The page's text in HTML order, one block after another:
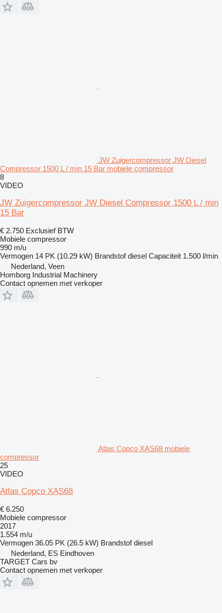
JW Zuigercompressor JW Diesel
Compressor 1500 L / min 15 Bar mobiele compressor
8
VIDEO
JW Zuigercompressor JW Diesel Compressor 1500 L / min
15 Bar
€ 2.750 Exclusief BTW
Mobiele compressor
990 m/u
Vermogen 14 PK (10.29 kW) Brandstof diesel Capaciteit 1.500 l/min
Nederland, Veen
Homborg Industrial Machinery
Contact opnemen met verkoper
Atlas Copco XAS68 mobiele
compressor
25
VIDEO
Atlas Copco XAS68
€ 6.250
Mobiele compressor
2017
1.554 m/u
Vermogen 36.05 PK (26.5 kW) Brandstof diesel
Nederland, ES Eindhoven
TARGET Cars bv
Contact opnemen met verkoper